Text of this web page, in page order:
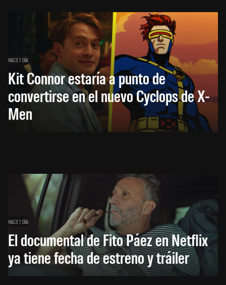
HACE 1 DÍA
Kit Connor estaría a punto de
convertirse en el nuevo Cyclops de X-
Men
HACE 1 DÍA
El documental de Fito Páez en Netflix
ya tiene fecha de estreno y tráiler